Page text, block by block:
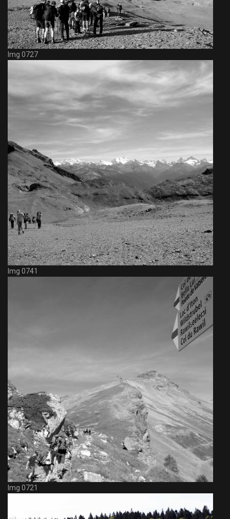
Img 0727
Img 0741
Img 0721